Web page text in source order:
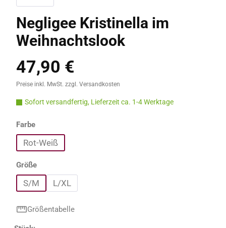
Negligee Kristinella im
Weihnachtslook
Regulärer Preis:
47,90 €
Preise inkl. MwSt. zzgl. Versandkosten
Sofort versandfertig, Lieferzeit ca. 1-4 Werktage
Farbeauswählen
Rot-Weiß
Größeauswählen
S/M L/XL
Größentabelle